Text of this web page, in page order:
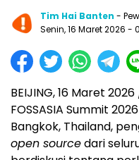
Tim Hai Banten -
Senin, 16 Maret 2026 -
BEIJING, 16 Maret
FOSSASIA Summit
Bangkok, Thailand,
open sourcedari